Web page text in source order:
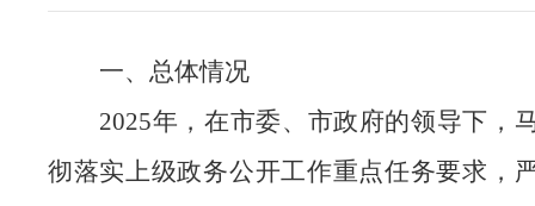
一、 总体情况
2025年，在市委、市政府的领导下，
彻落实上级政务公开工作重点任务要求，